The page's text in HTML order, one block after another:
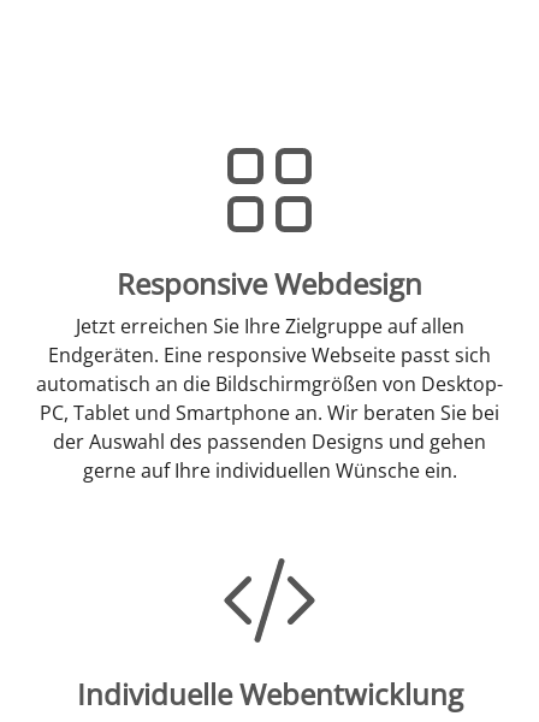
Responsive Webdesign
Jetzt erreichen Sie Ihre Zielgruppe auf allen
Endgeräten. Eine responsive Webseite passt sich
automatisch an die Bildschirmgrößen von Desktop-
PC, Tablet und Smartphone an. Wir beraten Sie bei
der Auswahl des passenden Designs und gehen
gerne auf Ihre individuellen Wünsche ein.
Individuelle Webentwicklung